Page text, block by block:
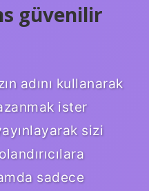
güvenilir
adını kullanarak
ister
sizi
sadece